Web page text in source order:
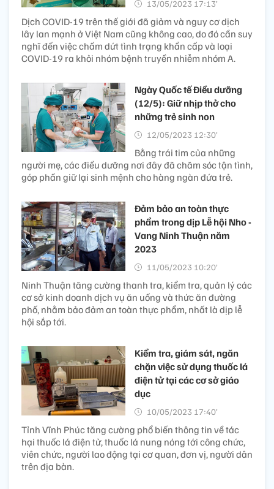
13/05/2023 17:13’
Dịch COVID-19 trên thế giới đã giảm và nguy cơ dịch
lây lan mạnh ở Việt Nam cũng không cao, do đó cần suy
nghĩ đến việc chấm dứt tình trạng khẩn cấp và loại
COVID-19 ra khỏi nhóm bệnh truyền nhiễm nhóm A.
Ngày Quốc tế Điều dưỡng
(12/5): Giữ nhịp thở cho
những trẻ sinh non
12/05/2023 12:30’
Bằng trái tim của những
người mẹ, các điều dưỡng nơi đây đã chăm sóc tận tình,
góp phần giữ lại sinh mệnh cho hàng ngàn đứa trẻ.
Đảm bảo an toàn thực
phẩm trong dịp Lễ hội Nho -
Vang Ninh Thuận năm
2023
11/05/2023 10:20’
Ninh Thuận tăng cường thanh tra, kiểm tra, quản lý các
cơ sở kinh doanh dịch vụ ăn uống và thức ăn đường
phố, nhằm bảo đảm an toàn thực phẩm, nhất là dịp lễ
hội sắp tới.
Kiểm tra, giám sát, ngăn
chặn việc sử dụng thuốc lá
điện tử tại các cơ sở giáo
dục
10/05/2023 17:40’
Tỉnh Vĩnh Phúc tăng cường phổ biến thông tin về tác
hại thuốc lá điện tử, thuốc lá nung nóng tới công chức,
viên chức, người lao động tại cơ quan, đơn vị, người dân
trên địa bàn.